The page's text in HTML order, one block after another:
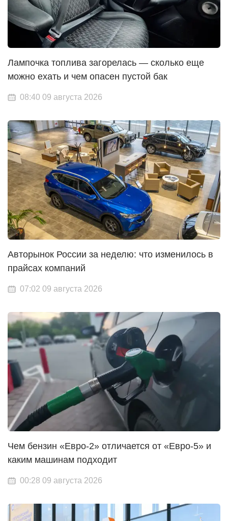
Лампочка топлива загорелась — сколько еще
можно ехать и чем опасен пустой бак
08:40 09 августа 2026
Авторынок России за неделю: что изменилось в
прайсах компаний
07:02 09 августа 2026
Чем бензин «Евро-2» отличается от «Евро-5» и
каким машинам подходит
00:28 09 августа 2026